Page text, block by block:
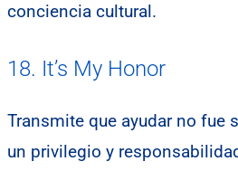
conciencia cultural.
18. It’s My Honor
Transmite que ayudar no fue
un privilegio y